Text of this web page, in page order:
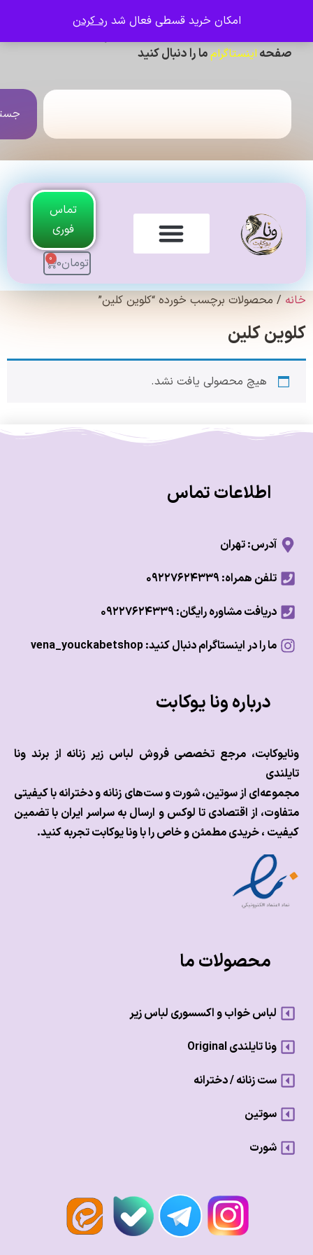
امکان خرید قسطی فعال شدرد کردن
اینستاگرامما را دنبال کنید
جستجو
تماس
فوری
0
برچسب خورده “کلوین کلین”
کلین
هیچ محصولی یافت نشد.
اطلاعات تماس
آدرس: تهران
تلفن همراه: ۰۹۲۲۷۶۲۴۳۳۹
دریافت مشاوره رایگان: ۰۹۲۲۷۶۲۴۳۳۹
ما را در اینستاگرام دنبال کنید: vena_youckabetshop
درباره ونا یوکابت
مرجع تخصصی فروش لباس زیر زنانه از برند ونا
از سوتین، شورت و ست‌های زنانه و دخترانه با کیفیتی
از اقتصادی تا لوکس وارسال به سراسر ایران با تضمین
، خریدی مطمئن و خاص را با ونا یوکابت تجربه کنید.
محصولات ما
لباس خواب و اکسسوری لباس زیر
ونا تایلندی Original
ست زنانه / دخترانه
سوتین
شورت